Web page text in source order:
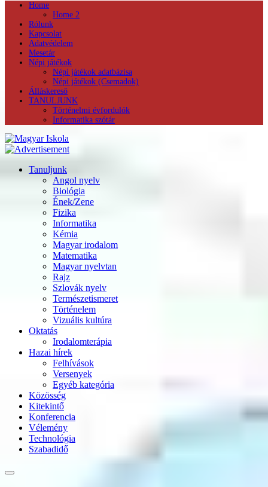
Home
Home 2
Rólunk
Kapcsolat
Adatvédelem
Mesetár
Népi játékok
Népi játékok adatbázisa
Népi játékok (Csemadok)
Álláskereső
TANULJUNK
Történelmi évfordulók
Informatika szótár
Tanuljunk
Angol nyelv
Biológia
Ének/Zene
Fizika
Informatika
Kémia
Magyar irodalom
Matematika
Magyar nyelvtan
Rajz
Szlovák nyelv
Természetismeret
Történelem
Vizuális kultúra
Oktatás
Irodalomterápia
Hazai hírek
Felhívások
Versenyek
Egyéb kategória
Közösség
Kitekintő
Konferencia
Vélemény
Technológia
Szabadidő